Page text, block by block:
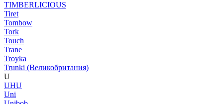
TIMBERLICIOUS
Tiret
Tombow
Tork
Touch
Trane
Troyka
Trunki (Великобритания)
U
UHU
Uni